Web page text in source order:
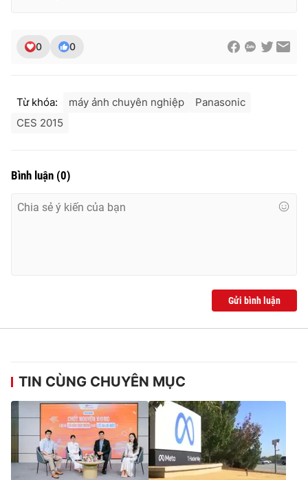
0 0
Từ khóa: máy ảnh chuyên nghiệp
Panasonic
CES 2015
Bình luận (0)
Gửi bình luận
TIN CÙNG CHUYÊN MỤC